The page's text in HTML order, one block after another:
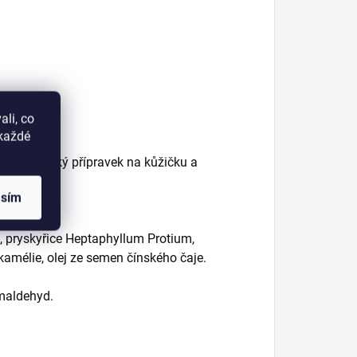
co
přípravek na kůžičku a
pryskyřice Heptaphyllum Protium,
olej ze semen čínského čaje.